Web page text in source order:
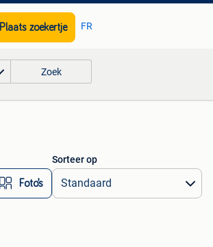
Plaats zoekertje FR
Zoek
Foto’s
Sorteer op